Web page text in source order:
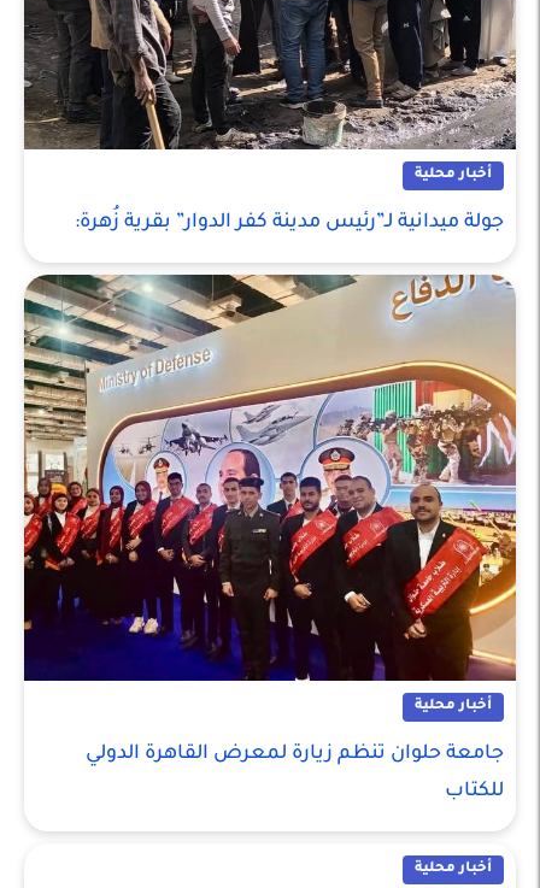
أخبار محلية
جولة ميدانية لـ”رئيس مدينة كفر الدوار” بقرية زُهرة:
أخبار محلية
جامعة حلوان تنظم زيارة لمعرض القاهرة الدولي
للكتاب
أخبار محلية